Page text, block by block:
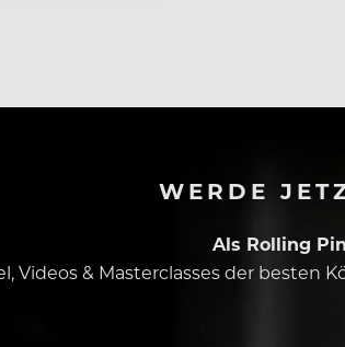
schon vor seinem Amtsantritt im
WERDE
Als Rolling
Videos & Masterclasses der besten